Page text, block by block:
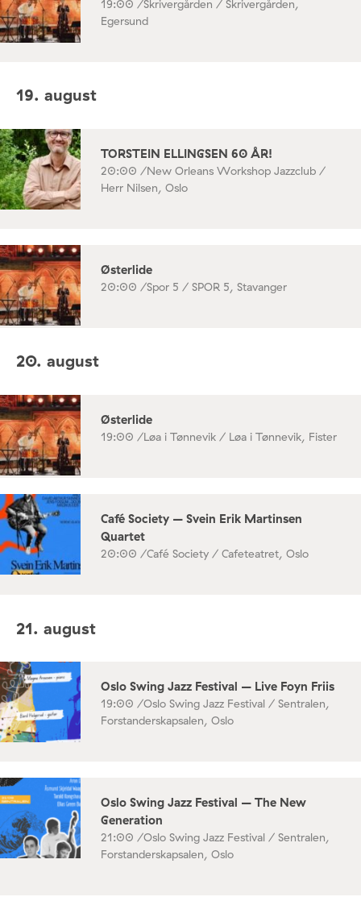
19:00 /Skrivergården / Skrivergården,
Egersund
19. august
TORSTEIN ELLINGSEN 60 ÅR!
20:00 /New Orleans Workshop Jazzclub /
Herr Nilsen, Oslo
Østerlide
20:00 /Spor 5 / SPOR 5, Stavanger
20. august
Østerlide
19:00 /Løa i Tønnevik / Løa i Tønnevik, Fister
Café Society – Svein Erik Martinsen
Quartet
20:00 /Café Society / Cafeteatret, Oslo
21. august
Oslo Swing Jazz Festival – Live Foyn Friis
19:00 /Oslo Swing Jazz Festival / Sentralen,
Forstanderskapsalen, Oslo
Oslo Swing Jazz Festival – The New
Generation
21:00 /Oslo Swing Jazz Festival / Sentralen,
Forstanderskapsalen, Oslo